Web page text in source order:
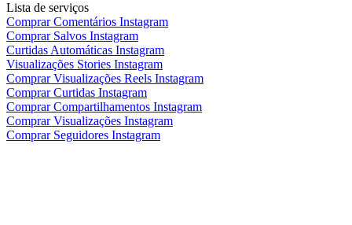
Lista de serviços
Comprar Comentários Instagram
Comprar Salvos Instagram
Curtidas Automáticas Instagram
Visualizações Stories Instagram
Comprar Visualizações Reels Instagram
Comprar Curtidas Instagram
Comprar Compartilhamentos Instagram
Comprar Visualizações Instagram
Comprar Seguidores Instagram